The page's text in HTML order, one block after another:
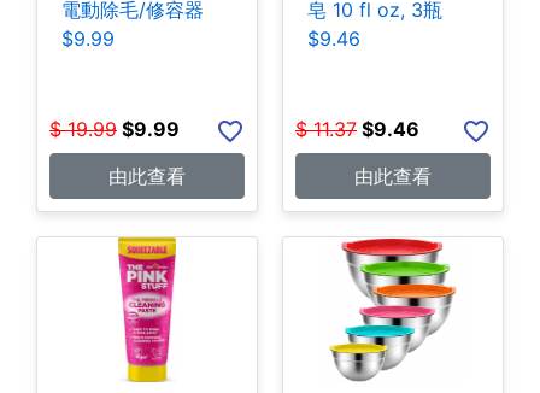
電動除毛/修容器
$9.99
$ 19.99 $9.99
由此查看
皂 10 fl oz, 3瓶
$9.46
$ 11.37 $9.46
由此查看